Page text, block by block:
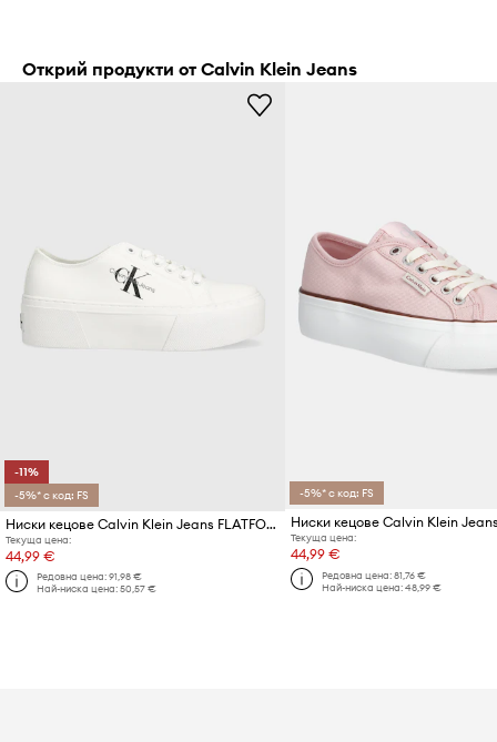
Открий продукти от Calvin Klein Jeans
-11%
-5%* с код: FS
Ниски кецове Calvin Klein Jeans FLATFORM+ CUPSOLE LOW TXT
Текуща цена:
44,99 €
Редовна цена:91,98 €
Най-ниска цена:50,57 €
-5%* с код: FS
Текуща цена:
44,99 €
Редовна цена:81,76 €
Най-ниска цена:48,99 €